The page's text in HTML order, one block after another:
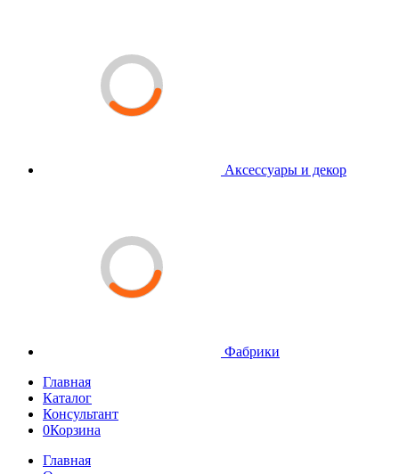
Аксессуары и декор
Фабрики
Главная
Каталог
Консультант
0Корзина
Главная